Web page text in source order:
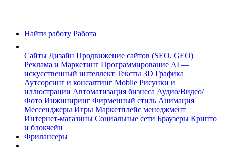
Найти работу Работа
Сайты Дизайн Продвижение сайтов (SEO, GEO)
Реклама и Маркетинг Программирование AI —
искусственный интеллект Тексты 3D Графика
Аутсорсинг и консалтинг Mobile Рисунки и
иллюстрации Автоматизация бизнеса Аудио/Видео/
Фото Инжиниринг Фирменный стиль Анимация
Мессенджеры Игры Маркетплейс менеджмент
Интернет-магазины Социальные сети Браузеры Крипто
и блокчейн
Фрилансеры